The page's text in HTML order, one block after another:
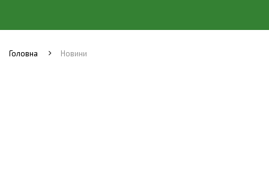
Головна Новини